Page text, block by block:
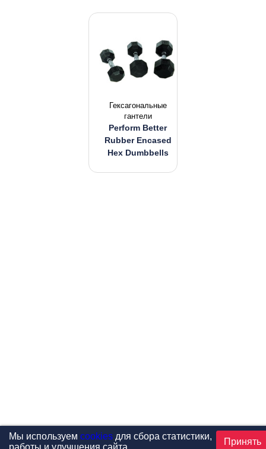
Гексагональные
гантели
Perform Better
Rubber Encased
Hex Dumbbells
Мы используем cookiesдля сбора статистики,
работы и улучшения сайта
Принять